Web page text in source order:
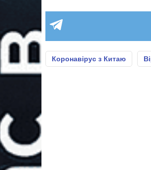
Коронавірус з Китаю